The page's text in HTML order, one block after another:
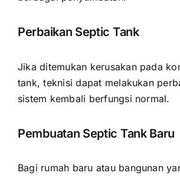
Perbaikan Septic Tank
Jika ditemukan kerusakan pada
tank, teknisi dapat melakukan
sistem kembali berfungsi normal.
Pembuatan Septic Tank Baru
Bagi rumah baru atau bangunan